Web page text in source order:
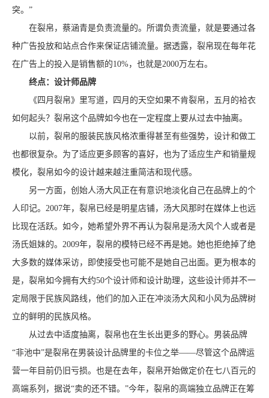
突。”
在裂帛，蔡涵青是负责流量的。所谓负责流量，就是要通过各
种广告投放和站点合作来保证店铺流量。据透露，裂帛现在每年花
在广告上的投入是销售额的10%，也就是2000万左右。
终点：设计师品牌
《四月裂帛》里写道，四月的天空如果不肯裂帛，五月的袷衣
如何起头？裂帛这个品牌如今也在一定程度上要从过去中抽离。
以前，裂帛的服装民族风格浓重得甚至有些强势，设计和做工
也都很复杂。为了适应更多顾客的喜好，也为了适应生产和销量规
模化，裂帛如今的设计越来越注重简洁和现代感。
另一方面，创始人汤大风正在有意识地淡化自己在品牌上的个
人印记。2007年，裂帛已经是明星店铺，汤大风那时在媒体上也远
比现在活跃。如今，她希望外界不再认为裂帛是汤大风个人或者是
汤氏姐妹的。2009年，裂帛的模特已经不再是她。她也拒绝掉了绝
大多数的媒体采访，即使接受也可能不是她自己出面。更为根本的
是，裂帛如今拥有大约50个设计师和设计助理，这些设计师并不一
定局限于民族风路线，他们的加入正在冲淡汤大风和小风为品牌树
立的鲜明的民族风格。
从过去中适度抽离，裂帛也在生长出更多的野心。男装品牌
“非池中”是裂帛在男装设计品牌里的卡位之举——尽管这个品牌运
营一年目前仍旧亏损。也是在去年，裂帛开始做定价在七八百元的
高端系列，据说“卖的还不错。”今年，裂帛的高端独立品牌正在筹